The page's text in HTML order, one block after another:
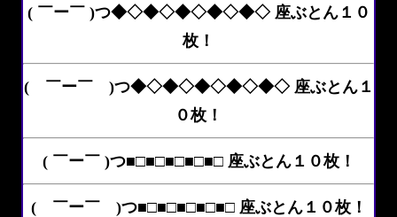
( ￣ー￣ )つ◆◇◆◇◆◇◆◇◆◇ 座ぶとん１０
枚！
( ￣ー￣ )つ◆◇◆◇◆◇◆◇◆◇ 座ぶとん１
０枚！
( ￣ー￣ )つ■□■□■□■□■□ 座ぶとん１０枚！
( ￣ー￣ )つ■□■□■□■□■□ 座ぶとん１０枚！